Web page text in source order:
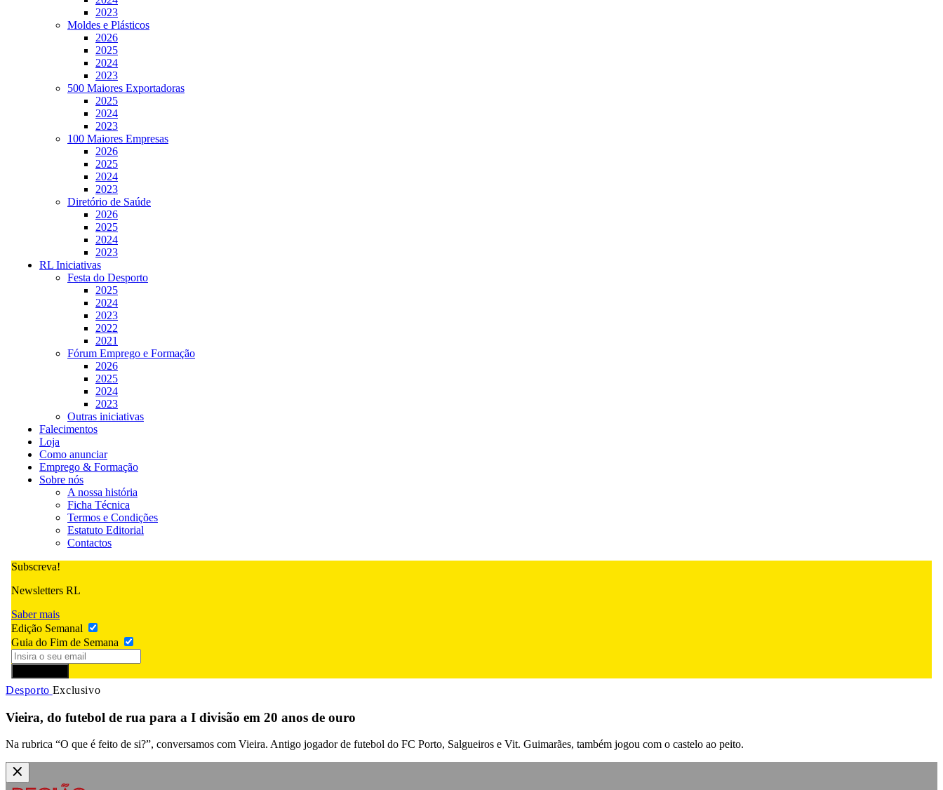
2023
Moldes e Plásticos
2026
2025
2024
2023
500 Maiores Exportadoras
2025
2024
2023
100 Maiores Empresas
2026
2025
2024
2023
Diretório de Saúde
2026
2025
2024
2023
RL Iniciativas
Festa do Desporto
2025
2024
2023
2022
2021
Fórum Emprego e Formação
2026
2025
2024
2023
Outras iniciativas
Falecimentos
Loja
Como anunciar
Emprego & Formação
Sobre nós
A nossa história
Ficha Técnica
Termos e Condições
Estatuto Editorial
Contactos
Subscreva!
Newsletters RL
Saber mais
Edição Semanal
Guia do Fim de Semana
Desporto Exclusivo
Vieira, do futebol de rua para a I divisão em 20 anos de ouro
Na rubrica “O que é feito de si?”, conversamos com Vieira. Antigo jogador de futebol do FC Porto, Salgueiros e Vit. Guimarães, também jogou com o castelo ao peito.